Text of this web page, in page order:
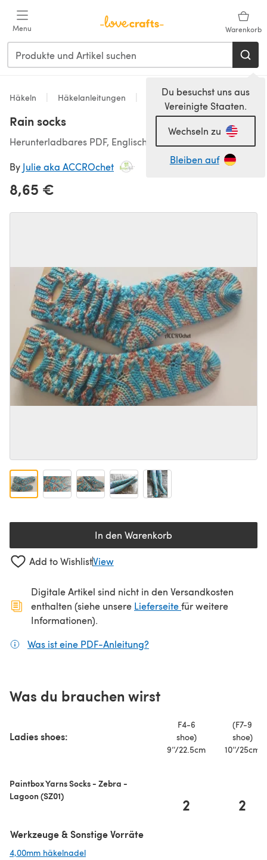
Menu Warenkorb
Du besuchst uns aus
Vereinigte Staaten.
Wechseln zu
Bleiben auf
Häkeln Häkelanleitungen Socken
Rain socks
Herunterladbares PDF, Englisch, Französisch
By Julie aka ACCROchet
8,65 €
In den Warenkorb
Add to WishlistView
Digitale Artikel sind nicht in den Versandkosten
enthalten (siehe unsere Lieferseite(öffnet sich in
für weitere
Informationen).
Was ist eine PDF-Anleitung?
Was du brauchen wirst
Ladies shoes:
F4-6
shoe)
9’’/22.5cm
(F7-9
shoe)
10’’/25cm
Paintbox Yarns Socks - Zebra -
Lagoon (SZ01)
2 2
Werkzeuge & Sonstige Vorräte
4,00mm häkelnadel